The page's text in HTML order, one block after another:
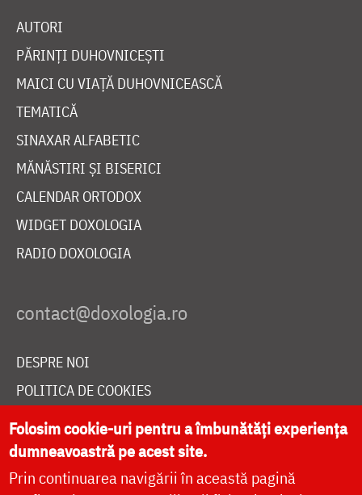
AUTORI
PĂRINȚI DUHOVNICEȘTI
MAICI CU VIAȚĂ DUHOVNICEASCĂ
TEMATICĂ
SINAXAR ALFABETIC
MĂNĂSTIRI ȘI BISERICI
CALENDAR ORTODOX
WIDGET DOXOLOGIA
RADIO DOXOLOGIA
DESPRE NOI
POLITICA DE COOKIES
DONEAZĂ ONLINE PENTRU CATEDRALA NAȚIONALĂ
LIVE
Folosim cookie-uri pentru a îmbunătăți experiența
dumneavoastră pe acest site.
Prin continuarea navigării în această pagină